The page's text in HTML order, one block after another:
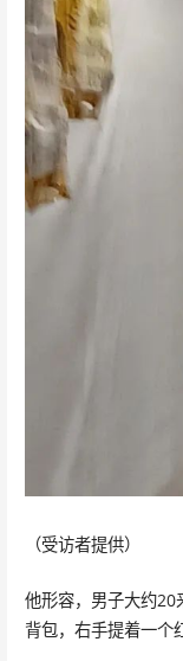
（受访者提供）
他形容，男子大约20
背包，右手提着一个